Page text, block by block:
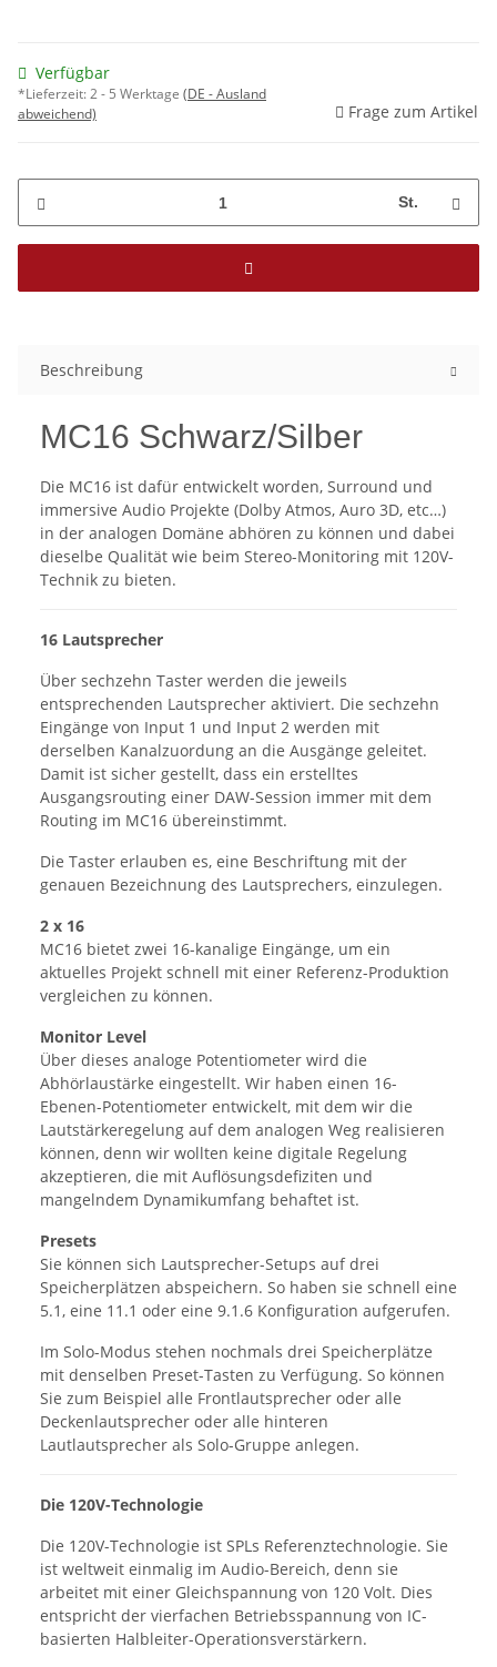
Verfügbar
*Lieferzeit:2 - 5 Werktage (DE - Ausland
abweichend)
Frage zum Artikel
St.
Beschreibung
MC16 Schwarz/Silber
Die MC16 ist dafür entwickelt worden, Surround und
immersive Audio Projekte (Dolby Atmos, Auro 3D, etc…)
in der analogen Domäne abhören zu können und dabei
dieselbe Qualität wie beim Stereo-Monitoring mit 120V-
Technik zu bieten.
16 Lautsprecher
Über sechzehn Taster werden die jeweils
entsprechenden Lautsprecher aktiviert. Die sechzehn
Eingänge von Input 1 und Input 2 werden mit
derselben Kanalzuordung an die Ausgänge geleitet.
Damit ist sicher gestellt, dass ein erstelltes
Ausgangsrouting einer DAW-Session immer mit dem
Routing im MC16 übereinstimmt.
Die Taster erlauben es, eine Beschriftung mit der
genauen Bezeichnung des Lautsprechers, einzulegen.
2 x 16
MC16 bietet zwei 16-kanalige Eingänge, um ein
aktuelles Projekt schnell mit einer Referenz-Produktion
vergleichen zu können.
Monitor Level
Über dieses analoge Potentiometer wird die
Abhörlaustärke eingestellt. Wir haben einen 16-
Ebenen-Potentiometer entwickelt, mit dem wir die
Lautstärkeregelung auf dem analogen Weg realisieren
können, denn wir wollten keine digitale Regelung
akzeptieren, die mit Auflösungsdefiziten und
mangelndem Dynamikumfang behaftet ist.
Presets
Sie können sich Lautsprecher-Setups auf drei
Speicherplätzen abspeichern. So haben sie schnell eine
5.1, eine 11.1 oder eine 9.1.6 Konfiguration aufgerufen.
Im Solo-Modus stehen nochmals drei Speicherplätze
mit denselben Preset-Tasten zu Verfügung. So können
Sie zum Beispiel alle Frontlautsprecher oder alle
Deckenlautsprecher oder alle hinteren
Lautlautsprecher als Solo-Gruppe anlegen.
Die 120V-Technologie
Die 120V-Technologie ist SPLs Referenztechnologie. Sie
ist weltweit einmalig im Audio-Bereich, denn sie
arbeitet mit einer Gleichspannung von 120 Volt. Dies
entspricht der vierfachen Betriebsspannung von IC-
basierten Halbleiter-Operationsverstärkern.